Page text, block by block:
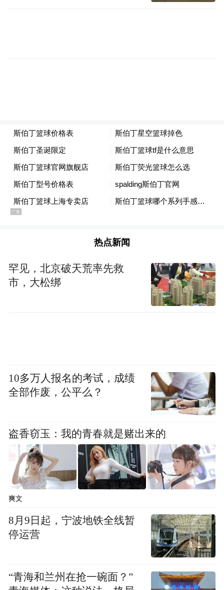
Notice: The content above (including the videos,
pictures and audios if any) is uploaded and posted
by the user of Dafeng Hao, which is a social media
platform and merely provides information storage
space services.”
热点新闻
罕见，北京破天荒率先救
市，大松绑
10多万人报名的考试，成绩
全部作废，公平么？
盗香窃玉：我的青春就是赌出来的
爽文
8月9日起，宁波地铁全线暂
停运营
“青海和兰州在抢一碗面？”